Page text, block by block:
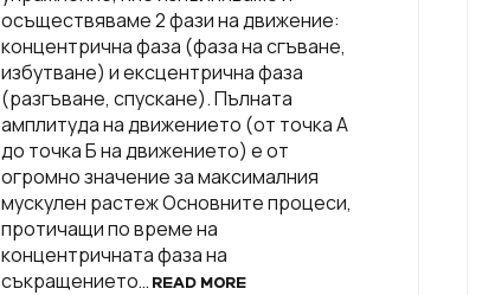
осъществяваме 2 фази на движение:
концентрична фаза (фаза на сгъване,
избутване) и ексцентрична фаза
(разгъване, спускане). Пълната
амплитуда на движението (от точка А
до точка Б на движението) е от
огромно значение за максималния
мускулен растеж Основните процеси,
протичащи по време на
концентричната фаза на
съкращението…READ MORE